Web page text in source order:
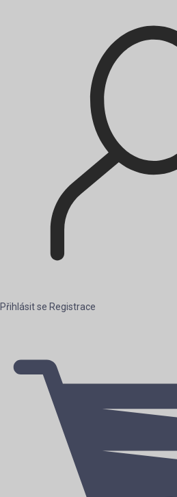
Přihlásit se Registrace